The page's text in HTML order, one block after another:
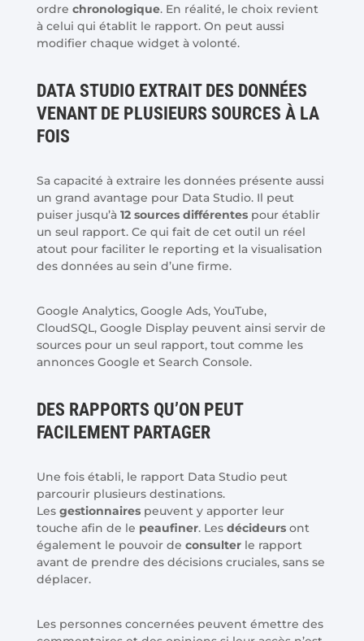
ordre chronologique. En réalité, le choix revient
à celui qui établit le rapport. On peut aussi
modifier chaque widget à volonté.
DATA STUDIO EXTRAIT DES DONNÉES
VENANT DE PLUSIEURS SOURCES À LA
FOIS
Sa capacité à extraire les données présente aussi
un grand avantage pour Data Studio. Il peut
puiser jusqu’à 12 sources différentespour établir
un seul rapport. Ce qui fait de cet outil un réel
atout pour faciliter le reporting et la visualisation
des données au sein d’une firme.
Google Analytics, Google Ads, YouTube,
CloudSQL, Google Display peuvent ainsi servir de
sources pour un seul rapport, tout comme les
annonces Google et Search Console.
DES RAPPORTS QU’ON PEUT
FACILEMENT PARTAGER
Une fois établi, le rapport Data Studio peut
parcourir plusieurs destinations.
Les gestionnairespeuvent y apporter leur
touche afin de le peaufiner. Les décideursont
également le pouvoir de consulterle rapport
avant de prendre des décisions cruciales, sans se
déplacer.
Les personnes concernées peuvent émettre des